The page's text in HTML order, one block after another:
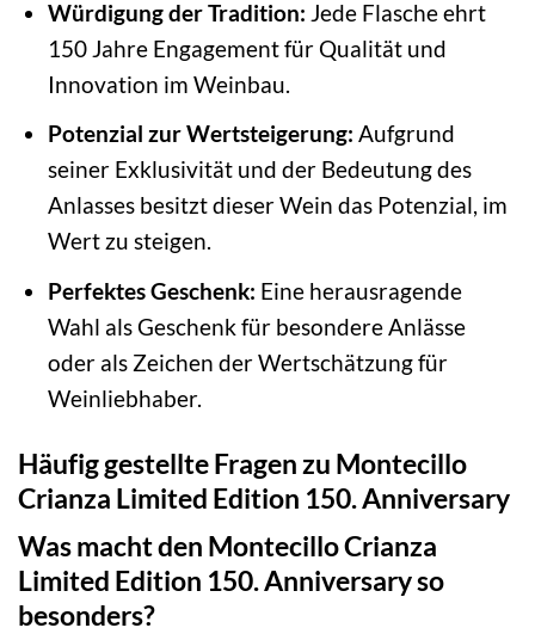
Würdigung der Tradition: Jede Flasche ehrt
150 Jahre Engagement für Qualität und
Innovation im Weinbau.
Potenzial zur Wertsteigerung: Aufgrund
seiner Exklusivität und der Bedeutung des
Anlasses besitzt dieser Wein das Potenzial, im
Wert zu steigen.
Perfektes Geschenk: Eine herausragende
Wahl als Geschenk für besondere Anlässe
oder als Zeichen der Wertschätzung für
Weinliebhaber.
Häufig gestellte Fragen zu Montecillo
Crianza Limited Edition 150. Anniversary
Was macht den Montecillo Crianza
Limited Edition 150. Anniversary so
besonders?